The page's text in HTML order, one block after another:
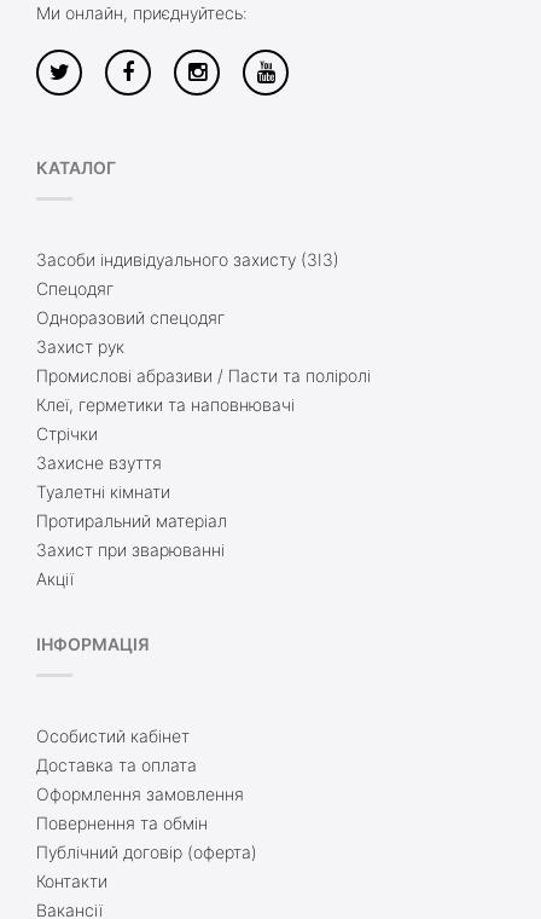
Ми онлайн, приєднуйтесь:
КАТАЛОГ
Засоби індивідуального захисту (ЗІЗ)
Спецодяг
Одноразовий спецодяг
Захист рук
Промислові абразиви / Пасти та поліролі
Клеї, герметики та наповнювачі
Стрічки
Захисне взуття
Туалетні кімнати
Протиральний матеріал
Захист при зварюванні
Акції
ІНФОРМАЦІЯ
Особистий кабінет
Доставка та оплата
Оформлення замовлення
Повернення та обмін
Публічний договір (оферта)
Контакти
Вакансії